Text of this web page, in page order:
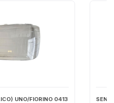
UNO/FIORINO 0413